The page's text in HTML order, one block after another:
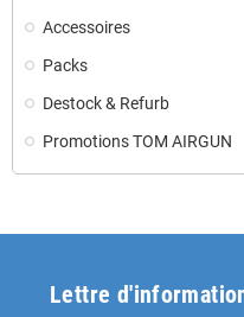
Accessoires
Packs
Destock & Refurb
Promotions TOM AIRGUN
Lettre